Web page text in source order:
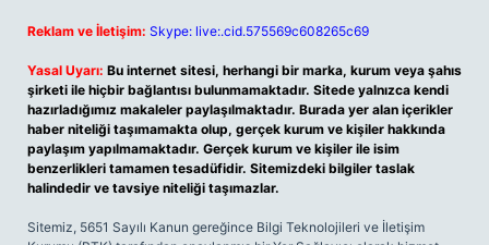
Reklam ve İletişim: Skype: live:.cid.575569c608265c69
Yasal Uyarı: Bu internet sitesi, herhangi bir marka, kurum veya şahıs
şirketi ile hiçbir bağlantısı bulunmamaktadır. Sitede yalnızca kendi
hazırladığımız makaleler paylaşılmaktadır. Burada yer alan içerikler
haber niteliği taşımamakta olup, gerçek kurum ve kişiler hakkında
paylaşım yapılmamaktadır. Gerçek kurum ve kişiler ile isim
benzerlikleri tamamen tesadüfidir. Sitemizdeki bilgiler taslak
halindedir ve tavsiye niteliği taşımazlar.
Sitemiz, 5651 Sayılı Kanun gereğince Bilgi Teknolojileri ve İletişim